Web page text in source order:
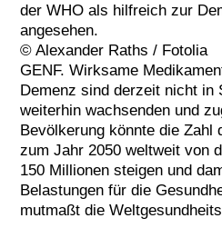
der WHO als hilfreich zur
angesehen.
© Alexander Raths / Fotolia
GENF. Wirksame
Demenz sind derzeit nicht in
weiterhin wachsenden und
Bevölkerung könnte die Zahl
zum Jahr 2050 weltweit von
150 Millionen steigen und
Belastungen für die
mutmaßt die